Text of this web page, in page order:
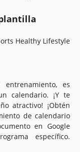
Healthy Lifestyle
es
calendario. ¡Y te
atractivo! ¡Obtén
de calendario
en Google
específico.